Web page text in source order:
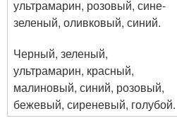
ультрамарин, розовый, сине-
зеленый, оливковый, синий.
Черный, зеленый,
ультрамарин, красный,
малиновый, синий, розовый,
бежевый, сиреневый, голубой.